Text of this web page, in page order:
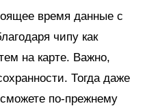
время данные с
чипу как
на карте. Важно,
Тогда даже
по-прежнему